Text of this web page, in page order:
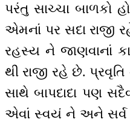
પરંતુ સાચ્ચા બાળકો
એમનાં પર સદા રાજી
રહસ્ય ને જાણવાનાં
થી રાજી રહે છે.
સાથે બાપદાદા પણ
એવાં સ્વયં ને અને સર્વ ને